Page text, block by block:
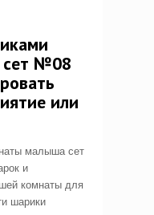
№08
или
малыша сет
и
комнаты для
шарики